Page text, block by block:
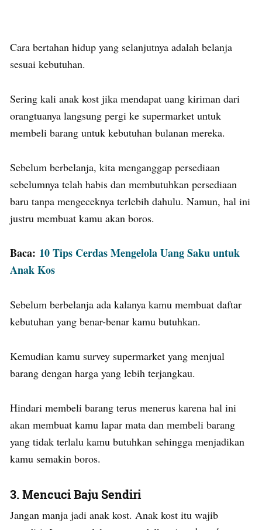
Cara bertahan hidup yang selanjutnya adalah belanja
sesuai kebutuhan.
Sering kali anak kost jika mendapat uang kiriman dari
orangtuanya langsung pergi ke supermarket untuk
membeli barang untuk kebutuhan bulanan mereka.
Sebelum berbelanja, kita menganggap persediaan
sebelumnya telah habis dan membutuhkan persediaan
baru tanpa mengeceknya terlebih dahulu. Namun, hal ini
justru membuat kamu akan boros.
Baca: 10 Tips Cerdas Mengelola Uang Saku untuk
Anak Kos
Sebelum berbelanja ada kalanya kamu membuat daftar
kebutuhan yang benar-benar kamu butuhkan.
Kemudian kamu survey supermarket yang menjual
barang dengan harga yang lebih terjangkau.
Hindari membeli barang terus menerus karena hal ini
akan membuat kamu lapar mata dan membeli barang
yang tidak terlalu kamu butuhkan sehingga menjadikan
kamu semakin boros.
3. Mencuci Baju Sendiri
Jangan manja jadi anak kost. Anak kost itu wajib